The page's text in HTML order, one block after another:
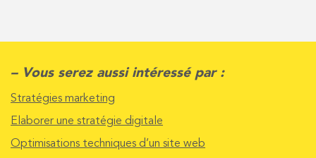
– Vous serez aussi intéressé par :
Stratégies marketing
Elaborer une stratégie digitale
Optimisations techniques d’un site web